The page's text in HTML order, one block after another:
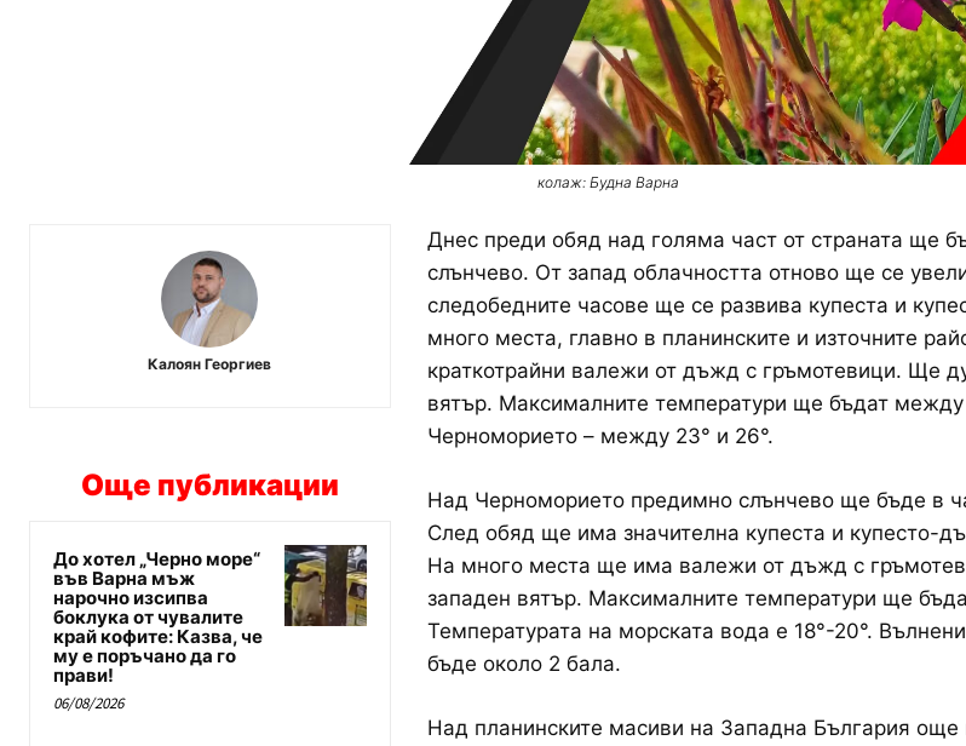
колаж: Будна Варна
Калоян Георгиев
Още публикации
До хотел „Черно море“
във Варна мъж
нарочно изсипва
боклука от чувалите
край кофите: Казва, че
му е поръчано да го
прави!
06/08/2026
Днес преди обяд над голяма част от страната ще
слънчево. От запад облачността отново ще се
следобедните часове ще се развива купеста и
много места, главно в планинските и източните
краткотрайни валежи от дъжд с гръмотевици. Ще
вятър. Максималните температури ще бъдат между
Черноморието – между 23° и 26°.
Над Черноморието предимно слънчево ще бъде в
След обяд ще има значителна купеста и купесто-
На много места ще има валежи от дъжд с
западен вятър. Максималните температури ще
Температурата на морската вода е 18°-20°.
бъде около 2 бала.
Над планинските масиви на Западна България още